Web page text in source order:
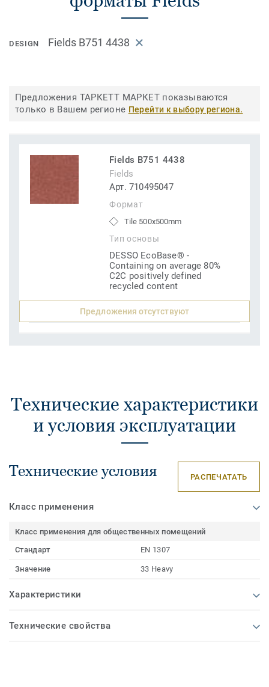
DESIGN Fields B751 4438
Предложения ТАРКЕТТ МАРКЕТ показываются
только в Вашем регионе Перейти к выбору региона.
Fields B751 4438
Fields
Арт. 710495047
Формат
Tile 500x500mm
Тип основы
DESSO EcoBase® -
Containing on average 80%
C2C positively defined
recycled content
Предложения отсутствуют
Технические характеристики
и условия эксплуатации
Технические условия РАСПЕЧАТАТЬ
Класс применения
Класс применения для общественных помещений
Стандарт
EN 1307
Значение 33 Heavy
Характеристики
Технические свойства